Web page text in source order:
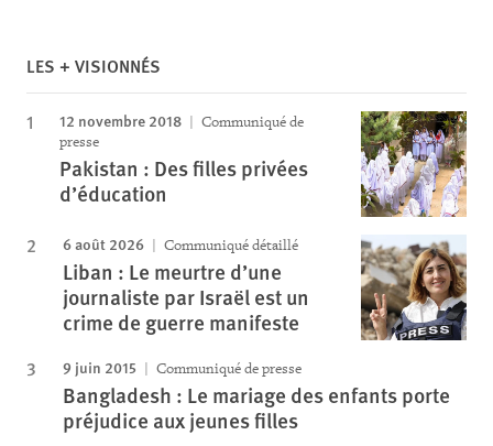
LES + VISIONNÉS
12 novembre 2018
Communiqué de
presse
Pakistan : Des filles privées
d’éducation
6 août 2026 Communiqué détaillé
Liban : Le meurtre d’une
journaliste par Israël est un
crime de guerre manifeste
9 juin 2015 Communiqué de presse
Bangladesh : Le mariage des enfants porte
préjudice aux jeunes filles